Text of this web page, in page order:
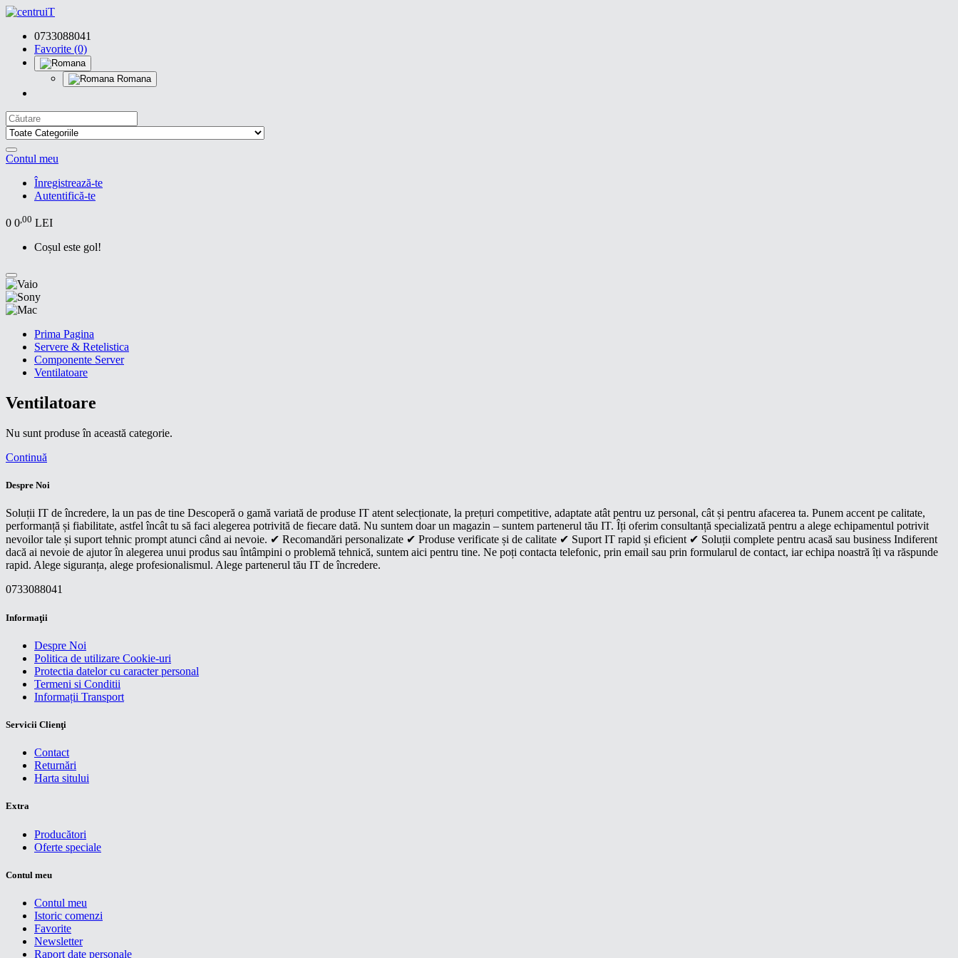
0733088041
Favorite (0)
Romana
Contul meu
Înregistrează-te
Autentifică-te
0 0,00 LEI
Coșul este gol!
Prima Pagina
Servere & Retelistica
Componente Server
Ventilatoare
Ventilatoare
Nu sunt produse în această categorie.
Continuă
Despre Noi
Soluții IT de încredere, la un pas de tine Descoperă o gamă variată de produse IT atent selecționate, la prețuri competitive, adaptate atât pentru uz personal, cât și pentru afacerea ta. Punem accent pe calitate,
performanță și fiabilitate, astfel încât tu să faci alegerea potrivită de fiecare dată. Nu suntem doar un magazin – suntem partenerul tău IT. Îți oferim consultanță specializată pentru a alege echipamentul potrivit
nevoilor tale și suport tehnic prompt atunci când ai nevoie. ✔ Recomandări personalizate ✔ Produse verificate și de calitate ✔ Suport IT rapid și eficient ✔ Soluții complete pentru acasă sau business Indiferent
dacă ai nevoie de ajutor în alegerea unui produs sau întâmpini o problemă tehnică, suntem aici pentru tine. Ne poți contacta telefonic, prin email sau prin formularul de contact, iar echipa noastră îți va răspunde
rapid. Alege siguranța, alege profesionalismul. Alege partenerul tău IT de încredere.
0733088041
Informaţii
Despre Noi
Politica de utilizare Cookie-uri
Protectia datelor cu caracter personal
Termeni si Conditii
Informații Transport
Servicii Clienţi
Contact
Returnări
Harta sitului
Extra
Producători
Oferte speciale
Contul meu
Contul meu
Istoric comenzi
Favorite
Newsletter
Raport date personale